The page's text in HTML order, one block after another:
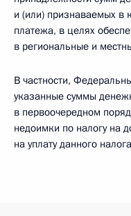
и (или) признаваемых в
платежа, в целях
в региональные и
В частности,
указанные суммы
в первоочередном
недоимки по налогу на
на уплату данного